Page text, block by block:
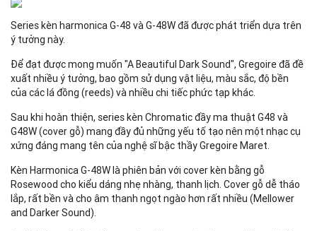
Series kèn harmonica G-48 và G-48W đã được phát triển dựa trên
ý tưởng này.
Để đạt được mong muốn "A Beautiful Dark Sound", Gregoire đã đề
xuất nhiều ý tưởng, bao gồm sử dụng vật liệu, màu sắc, độ bền
của các lá đồng (reeds) và nhiều chi tiếc phức tạp khác.
Sau khi hoàn thiện, series kèn Chromatic đầy ma thuật G48 và
G48W (cover gỗ) mang đầy đủ những yếu tố tạo nên một nhạc cụ
xứng đáng mang tên của nghệ sĩ bậc thầy Gregoire Maret.
Kèn Harmonica G-48W là phiên bản với cover kèn bằng gỗ
Rosewood cho kiểu dáng nhẹ nhàng, thanh lịch. Cover gỗ dễ tháo
lắp, rất bền và cho âm thanh ngọt ngào hơn rất nhiều (Mellower
and Darker Sound).